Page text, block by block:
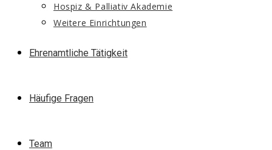
Hospiz & Palliativ Akademie
Weitere Einrichtungen
Ehrenamtliche Tätigkeit
Häufige Fragen
Team